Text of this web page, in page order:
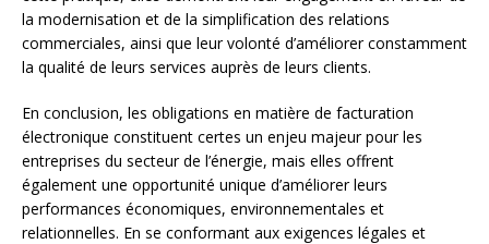
la modernisation et de la simplification des relations
commerciales, ainsi que leur volonté d’améliorer constamment
la qualité de leurs services auprès de leurs clients.
En conclusion, les obligations en matière de facturation
électronique constituent certes un enjeu majeur pour les
entreprises du secteur de l’énergie, mais elles offrent
également une opportunité unique d’améliorer leurs
performances économiques, environnementales et
relationnelles. En se conformant aux exigences légales et